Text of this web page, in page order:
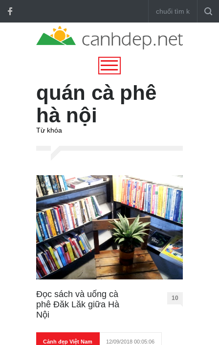
quán cà phê
hà nội
Từ khóa
Đọc sách và uống cà
phê Đăk Lăk giữa Hà
Nội
10
Cảnh đẹp Việt Nam 12/09/2018 00:05:06